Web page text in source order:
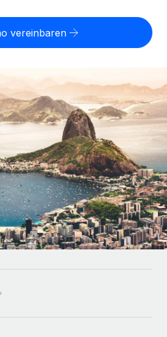
Arbeit mit Freelancer:innen
HR-Aufgaben
der HR in bestehende Abläufe
für dein Team
in allen US-Bundesstaaten
Lösungen für wachsende
HR-Lösungen, um Teams zu
und Großunternehmen
von Global-HR-Funktionen in deine
berechnen
Währungen und
für globale Freelancer:innen
Anmelden
vereinbaren